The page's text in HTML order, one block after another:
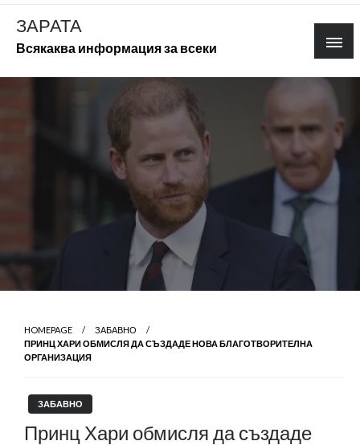
Skip
content
ЗАРАТА
Всякаква информация за всеки
HOMEPAGE
ЗАБАВНО
ПРИНЦ ХАРИ ОБМИСЛЯ ДА СЪЗДАДЕ НОВА БЛАГОТВОРИТЕЛНА
ОРГАНИЗАЦИЯ
ЗАБАВНО
Принц Хари обмисля да създаде